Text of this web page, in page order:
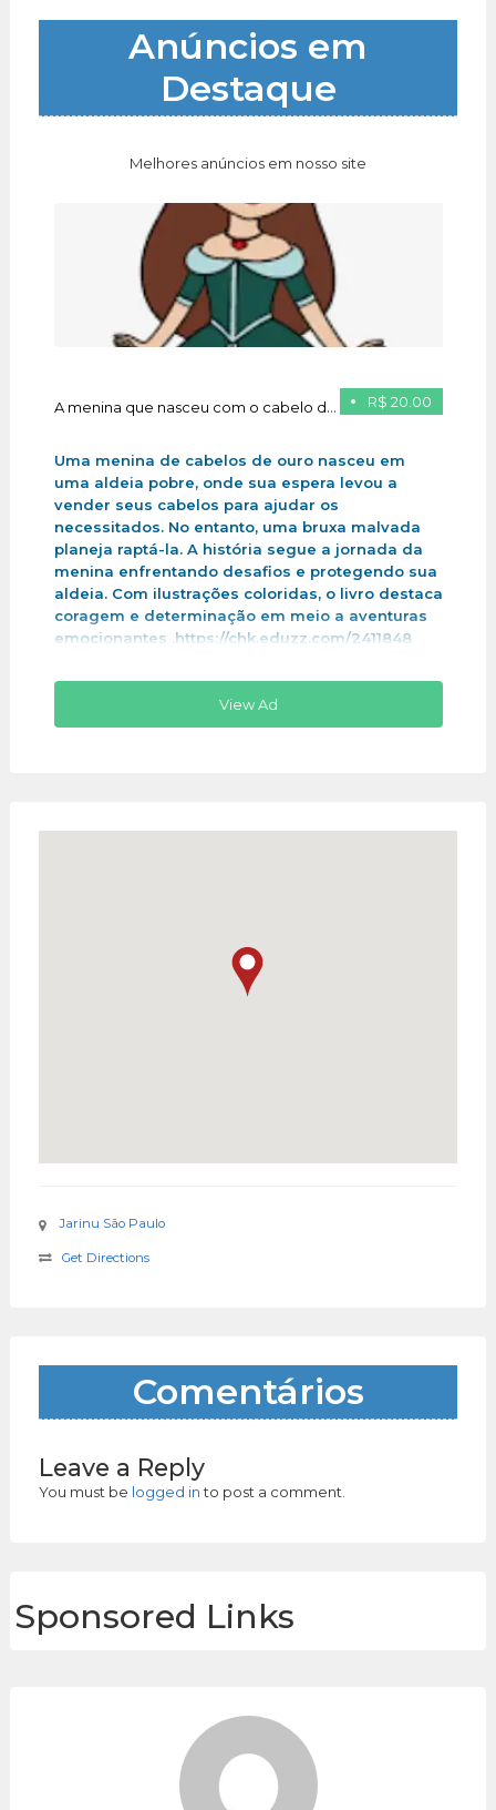
Anúncios em
Destaque
Melhores anúncios em nosso site
R$ 20.00
A menina que nasceu com o cabelo de ouro
Uma menina de cabelos de ouro nasceu em
uma aldeia pobre, onde sua espera levou a
vender seus cabelos para ajudar os
necessitados. No entanto, uma bruxa malvada
planeja raptá-la. A história segue a jornada da
menina enfrentando desafios e protegendo sua
aldeia. Com ilustrações coloridas, o livro destaca
coragem e determinação em meio a aventuras
emocionantes .https://chk.eduzz.com/2411848
View Ad
Jarinu São Paulo
Get Directions
Comentários
Leave a Reply
You must be logged into post a comment.
Sponsored Links